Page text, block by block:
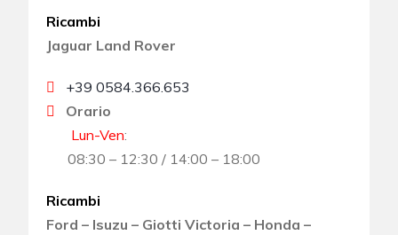
Ricambi
Jaguar Land Rover
+39 0584.366.653
Orario
Lun-Ven:
08:30 – 12:30 / 14:00 – 18:00
Ricambi
Ford – Isuzu – Giotti Victoria – Honda –